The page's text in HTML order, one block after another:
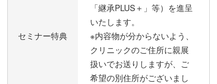
セミナー特典
「継承PLUS＋」等）を進呈
いたします。
※内容物が分からないよう、
クリニックのご住所に親展
扱いでお送りしますが、ご
希望の別住所がございまし